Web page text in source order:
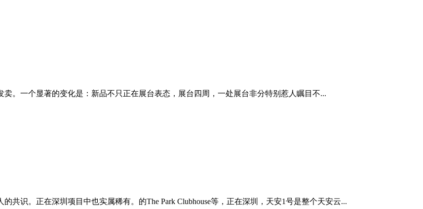
。一个显著的变化是：新品不只正在展台表态，展台四周，一处展台非分特别惹人瞩目不...
共识。正在深圳项目中也实属稀有。的The Park Clubhouse等，正在深圳，天安1号是整个天安云...